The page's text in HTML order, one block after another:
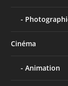
Cinéma
Animation